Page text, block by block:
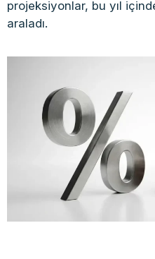
projeksiyonlar, bu yıl
araladı.